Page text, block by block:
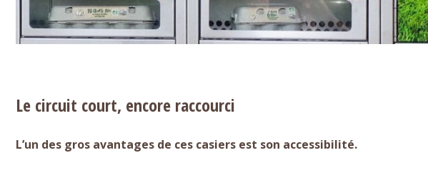
Le circuit court, encore raccourci
L’un des gros avantages de ces casiers est son accessibilité.